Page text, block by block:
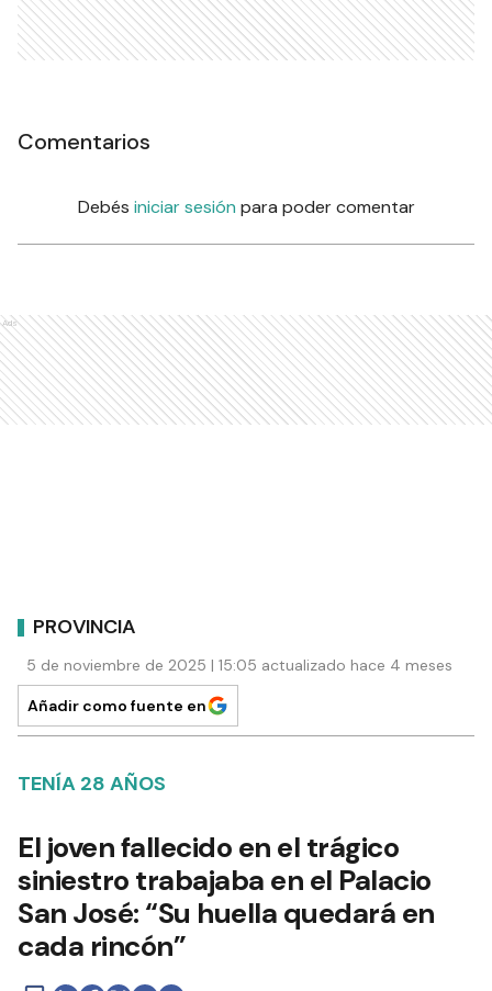
Comentarios
Debés iniciar sesión para poder comentar
Ads
PROVINCIA
5 de noviembre de 2025 | 15:05 actualizado hace 4 meses
Añadir como fuente en
TENÍA 28 AÑOS
El joven fallecido en el trágico
siniestro trabajaba en el Palacio
San José: “Su huella quedará en
cada rincón”